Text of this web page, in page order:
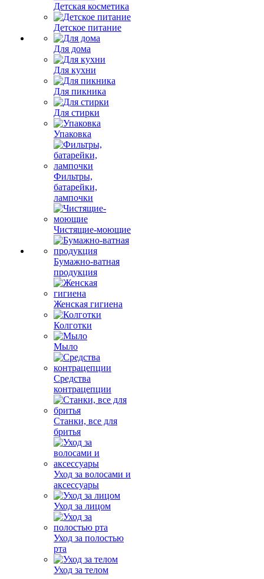
Детская косметика
Детское питание
Для дома
Для кухни
Для пикника
Для стирки
Упаковка
Фильтры,
батарейки,
лампочки
Чистящие-моющие
Бумажно-ватная
продукция
Женская гигиена
Колготки
Мыло
Средства
контрацепции
Станки, все для
бритья
Уход за волосами и
аксессуары
Уход за лицом
Уход за полостью
рта
Уход за телом